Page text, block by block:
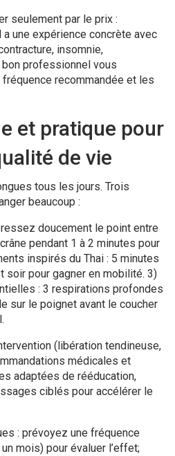
seulement par le prix :
a une expérience concrète avec
insomnie,
professionnel vous
recommandée et les
et pratique pour
de vie
tous les jours. Trois
beaucoup :
doucement le point entre
pendant 1 à 2 minutes pour
inspirés du Thai : 5 minutes
soir pour gagner en mobilité. 3)
: 3 respirations profondes
sur le poignet avant le coucher
(libération tendineuse,
médicales et
adaptées de rééducation,
ciblés pour accélérer le
: prévoyez une fréquence
mois) pour évaluer l’effet;